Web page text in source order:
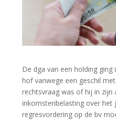
De dga van een holding
hof vanwege een geschil
rechtsvraag was of hij in zijn
inkomstenbelasting over het
regresvordering op de bv